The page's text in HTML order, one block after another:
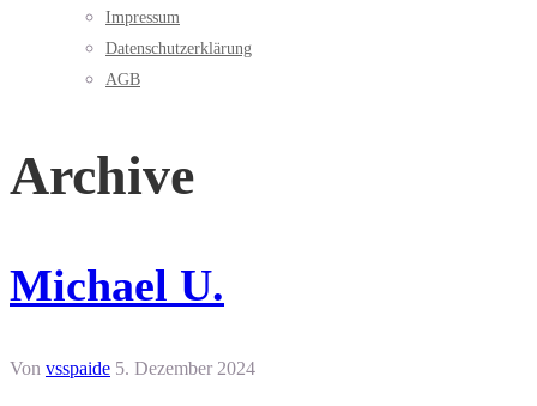
Impressum
Datenschutzerklärung
AGB
Archive
Michael U.
Von vsspaide 5. Dezember 2024